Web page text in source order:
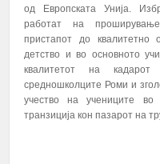
од Европската Унија.
работат на
пристапот до квалитетно
детство и во основното
квалитетот на
средношколците Роми и
учество на учениците во
транзиција кон пазарот на